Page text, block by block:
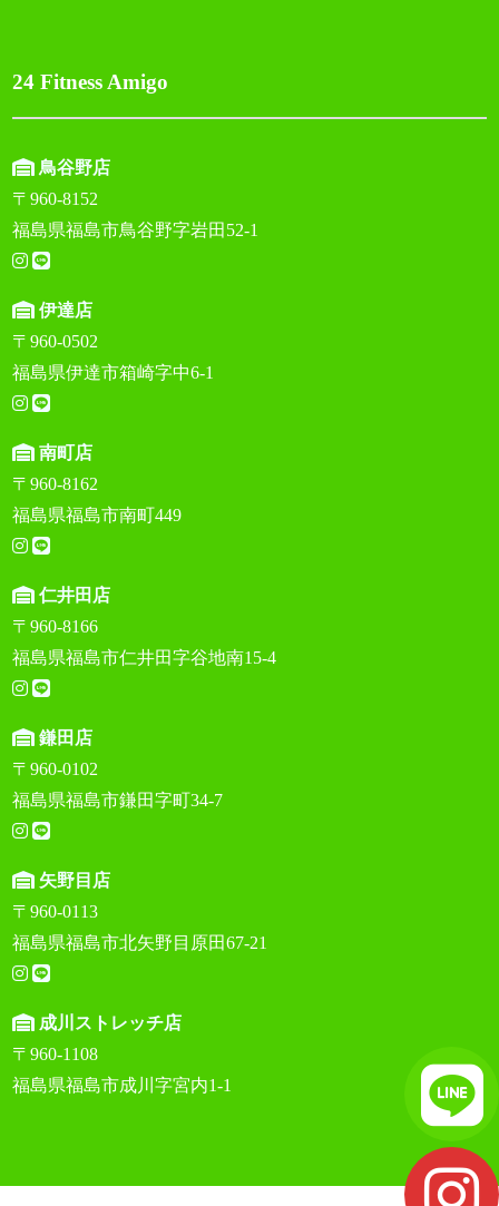
24 Fitness Amigo
鳥谷野店
〒960-8152
福島県福島市鳥谷野字岩田52-1
伊達店
〒960-0502
福島県伊達市箱崎字中6-1
南町店
〒960-8162
福島県福島市南町449
仁井田店
〒960-8166
福島県福島市仁井田字谷地南15-4
鎌田店
〒960-0102
福島県福島市鎌田字町34-7
矢野目店
〒960-0113
福島県福島市北矢野目原田67-21
成川ストレッチ店
〒960-1108
福島県福島市成川字宮内1-1